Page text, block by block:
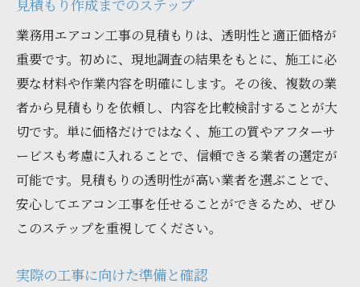
見積もり作成までのステップ
業務用エアコン工事の見積もりは、透明性と適正価格が
重要です。初めに、現地調査の結果をもとに、施工に必
要な材料や作業内容を明確にします。その後、複数の業
者から見積もりを依頼し、内容を比較検討することが大
切です。単に価格だけではなく、施工の質やアフターサ
ービスも考慮に入れることで、信頼できる業者の選定が
可能です。見積もりの透明性が高い業者を選ぶことで、
安心してエアコン工事を任せることができるため、ぜひ
このステップを重視してください。
実際の工事に向けた準備と確認